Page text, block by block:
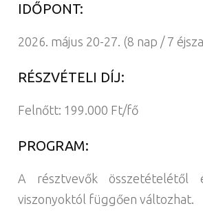
IDŐPONT:
2026. május 20-27. (8 nap / 7
RÉSZVÉTELI DÍJ:
Felnőtt: 199.000 Ft/fő
PROGRAM:
A résztvevők összetételétől
viszonyoktól függően változhat.